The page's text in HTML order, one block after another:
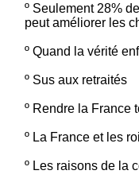
º Seulement 28%
peut améliorer les
º Quand la vérité
º Sus aux retraités
º Rendre la France
º La France et les
º Les raisons de la